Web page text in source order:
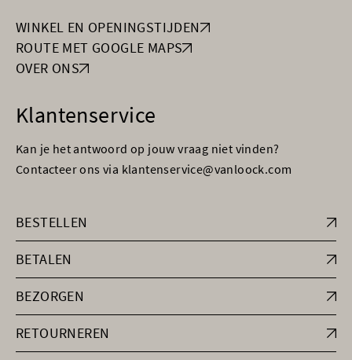
WINKEL EN OPENINGSTIJDEN
ROUTE MET GOOGLE MAPS
OVER ONS
Klantenservice
Kan je het antwoord op jouw vraag niet vinden?
Contacteer ons via klantenservice@vanloock.com
BESTELLEN
BETALEN
BEZORGEN
RETOURNEREN